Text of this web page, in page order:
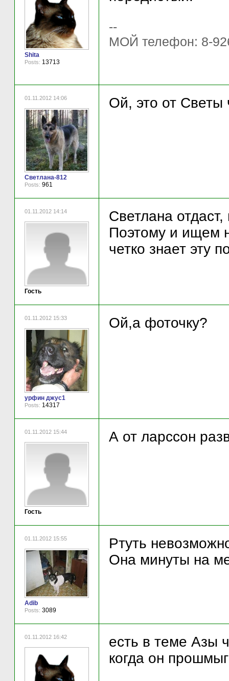
Shita
Posts: 13713
--
МОЙ телефон: 8-
01.11.2012 14:06
Светлана-812
Posts: 961
Ой, это от Светы
01.11.2012 14:14
Гость
Светлана
Поэтому и ищем
четко знает эту
01.11.2012 15:33
урфин джус1
Posts: 14317
Ой,а фоточку?
01.11.2012 15:44
Гость
А от ларссон
01.11.2012 15:55
Adib
Posts: 3089
Ртуть
Она минуты на
01.11.2012 16:42
есть в теме Азы
когда он